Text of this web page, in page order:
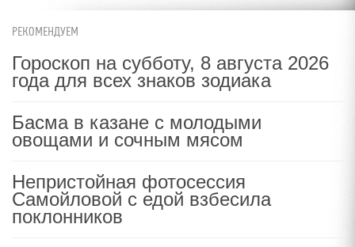
РЕКОМЕНДУЕМ
Гороскоп на субботу, 8 августа 2026
года для всех знаков зодиака
Басма в казане с молодыми
овощами и сочным мясом
Непристойная фотосессия
Самойловой с едой взбесила
поклонников